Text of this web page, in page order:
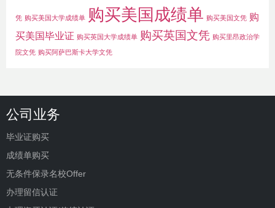
凭 购买美国大学成绩单 购买美国成绩单 购买美国文凭 购
买美国毕业证 购买英国大学成绩单 购买英国文凭 购买里昂政治学
院文凭 购买阿萨巴斯卡大学文凭
公司业务
毕业证购买
成绩单购买
无条件保录名校Offer
办理留信认证